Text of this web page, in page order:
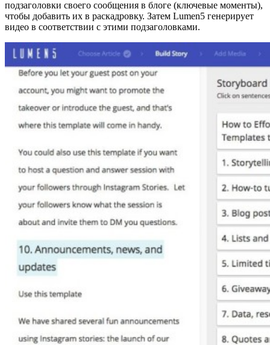
подзаголовки своего сообщения в блоге (ключевые моменты),
чтобы добавить их в раскадровку. Затем Lumen5 генерирует
видео в соответствии с этими подзаголовками.